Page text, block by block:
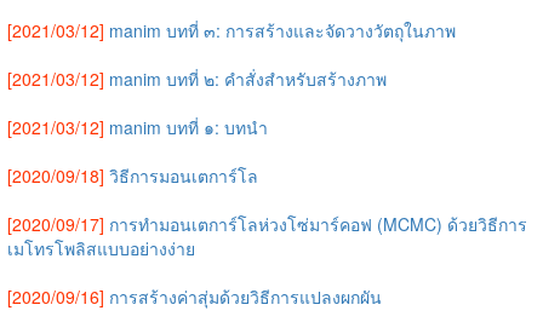
[2021/03/12] manim บทที่ ๓: การสร้างและจัดวางวัตถุในภาพ
[2021/03/12] manim บทที่ ๒: คำสั่งสำหรับสร้างภาพ
[2021/03/12] manim บทที่ ๑: บทนำ
[2020/09/18] วิธีการมอนเตการ์โล
[2020/09/17] การทำมอนเตการ์โลห่วงโซ่มาร์คอฟ (MCMC) ด้วยวิธีการ
เมโทรโพลิสแบบอย่างง่าย
[2020/09/16] การสร้างค่าสุ่มด้วยวิธีการแปลงผกผัน